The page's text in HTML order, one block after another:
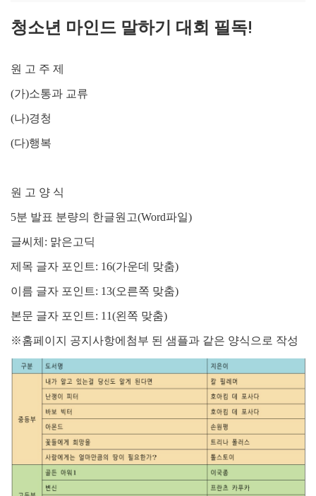
청소년 마인드 말하기 대회 필독!
원 고 주 제
(가)소통과 교류
(나)경청
(다)행복
원 고 양 식
5분 발표 분량의 한글원고(Word파일)
글씨체 : 맑은고딕
제목 글자 포인트: 16(가운데 맞춤)
이름 글자 포인트: 13(오른쪽 맞춤)
본문 글자 포인트: 11(왼쪽 맞춤)
※홈페이지 공지사항에첨부 된 샘플과 같은 양식으로 작성